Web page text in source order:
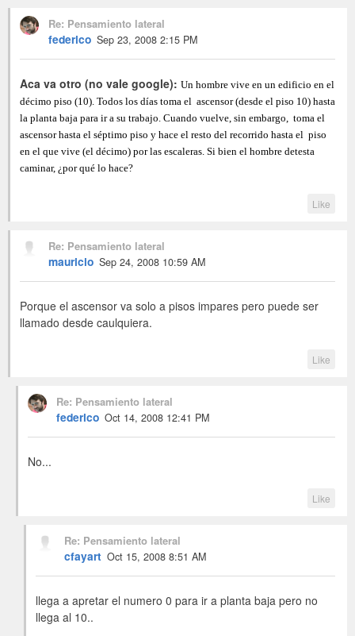
Re: Pensamiento lateral
federico Sep 23, 2008 2:15 PM
Aca va otro (no vale google): Un hombre vive en un edificio en el
décimo piso (10). Todos los días toma el ascensor (desde el piso 10) hasta
la planta baja para ir a su trabajo. Cuando vuelve, sin embargo, toma el
ascensor hasta el séptimo piso y hace el resto del recorrido hasta el piso
en el que vive (el décimo) por las escaleras. Si bien el hombre detesta
caminar, ¿por qué lo hace?
Like
Re: Pensamiento lateral
mauricio Sep 24, 2008 10:59 AM
Porque el ascensor va solo a pisos impares pero puede ser
llamado desde caulquiera.
Like
Re: Pensamiento lateral
federico Oct 14, 2008 12:41 PM
No...
Like
Re: Pensamiento lateral
cfayart Oct 15, 2008 8:51 AM
llega a apretar el numero 0 para ir a planta baja pero no
llega al 10..